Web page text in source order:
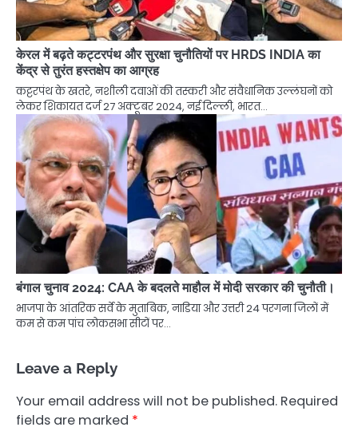
केरल में बढ़ते कट्टरपंथ और सुरक्षा चुनौतियों पर HRDS INDIA का
केंद्र से तुरंत हस्तक्षेप का आग्रह
कट्टरपंथ के खतरे, नशीली दवाओं की तस्करी और संवैधानिक उल्लंघनों को
लेकर शिकायत दर्ज 27 अक्टूबर 2024, नई दिल्ली, भारत…
बंगाल चुनाव 2024: CAA के बदलते माहौल में मोदी सरकार की चुनौती।
भाजपा के आंतरिक सर्वे के मुताबिक, नाडिया और उत्तरी 24 परगना जिलों में
कम से कम पांच लोकसभा सीटों पर…
Leave a Reply
Your email address will not be published. Required
fields are marked *